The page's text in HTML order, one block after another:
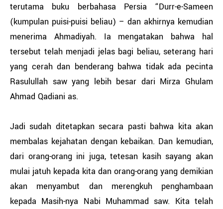
terutama buku berbahasa Persia “Durr-e-Sameen
(kumpulan puisi-puisi beliau) – dan akhirnya kemudian
menerima Ahmadiyah. Ia mengatakan bahwa hal
tersebut telah menjadi jelas bagi beliau, seterang hari
yang cerah dan benderang bahwa tidak ada pecinta
Rasulullah saw yang lebih besar dari Mirza Ghulam
Ahmad Qadiani as.
Jadi sudah ditetapkan secara pasti bahwa kita akan
membalas kejahatan dengan kebaikan. Dan kemudian,
dari orang-orang ini juga, tetesan kasih sayang akan
mulai jatuh kepada kita dan orang-orang yang demikian
akan menyambut dan merengkuh penghambaan
kepada Masih-nya Nabi Muhammad saw. Kita telah